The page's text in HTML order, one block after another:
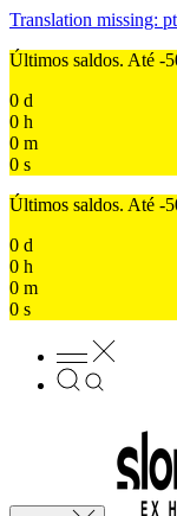
Translation missing:
Últimos saldos. Até -
0 d
0 h
0 m
0 s
Últimos saldos. Até -
0 d
0 h
0 m
0 s